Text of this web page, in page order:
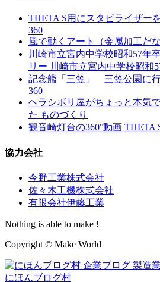
THETA S用にスタビライザー
360
風で動くアート（金属加工だ
川崎市立宮内中学校昭和57年
リー 川崎市立宮内中学校昭和
記念艦「三笠」 三笠公園に
360
ヘラシボリ屋がちょっと本気
た ものづくり
観音崎灯台の360°動画 THETA
協力会社
今野工業株式会社
佐々木工機株式会社
有限会社伊藤工業
Nothing is able to make !
Copyright © Make World
にほんブログ村